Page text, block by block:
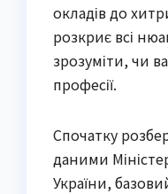
окладів до
розкриє всі
зрозуміти, чи
професії.
Спочатку
даними
України,